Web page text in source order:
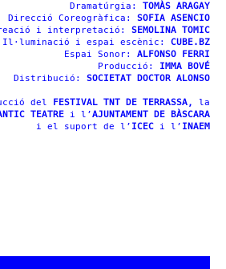
Dramatúrgia: TOMÀS ARAGAY
Direcció Coreogràfica: SOFIA ASENCIO
i interpretació: SEMOLINA TOMIC
Il·luminació i espai escènic: CUBE.BZ
Espai Sonor: ALFONSO FERRI
Producció: IMMA BOVÉ
Distribució: SOCIETAT DOCTOR ALONSO
del FESTIVAL TNT DE TERRASSA, la
TEATRE i l’AJUNTAMENT DE BÀSCARA
i el suport de l’ ICEC i l’ INAEM